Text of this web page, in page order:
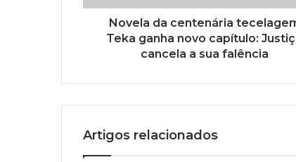
Novela da centenária
Teka ganha novo capítulo:
cancela a sua falência
Artigos relacionados